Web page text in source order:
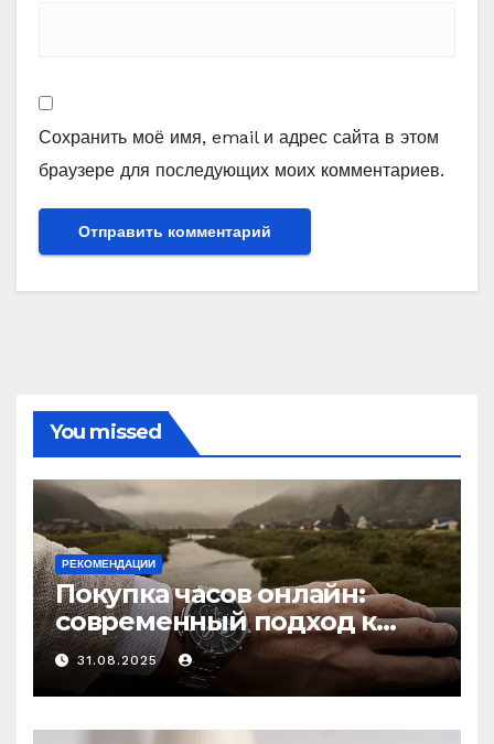
Сохранить моё имя, email и адрес сайта в этом
браузере для последующих моих комментариев.
You missed
РЕКОМЕНДАЦИИ
Покупка часов онлайн:
современный подход к
выбору аксессуаров
31.08.2025